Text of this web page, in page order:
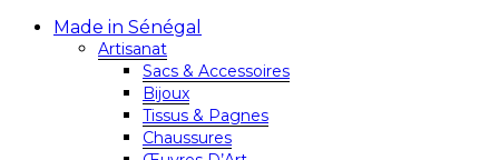
Made in Sénégal
Artisanat
Sacs & Accessoires
Bijoux
Tissus & Pagnes
Chaussures